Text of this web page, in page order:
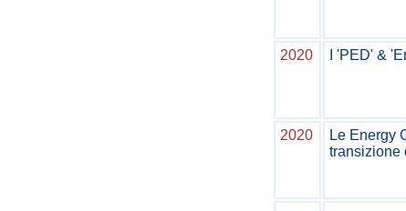
2020 I 'PED' &
2020
Le Energy
transizione